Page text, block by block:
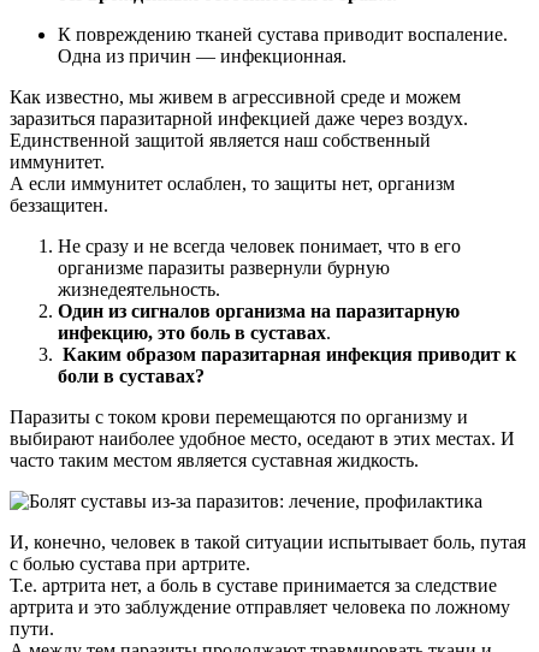
К повреждению тканей сустава приводит воспаление.
Одна из причин — инфекционная.
Как известно, мы живем в агрессивной среде и можем
заразиться паразитарной инфекцией даже через воздух.
Единственной защитой является наш собственный
иммунитет.
А если иммунитет ослаблен, то защиты нет, организм
беззащитен.
Не сразу и не всегда человек понимает, что в его
организме паразиты развернули бурную
жизнедеятельность.
Один из сигналов организма на паразитарную
инфекцию, это боль в суставах.
Каким образом паразитарная инфекция приводит к
боли в суставах?
Паразиты с током крови перемещаются по организму и
выбирают наиболее удобное место, оседают в этих местах. И
часто таким местом является суставная жидкость.
И, конечно, человек в такой ситуации испытывает боль, путая
с болью сустава при артрите.
Т.е. артрита нет, а боль в суставе принимается за следствие
артрита и это заблуждение отправляет человека по ложному
пути.